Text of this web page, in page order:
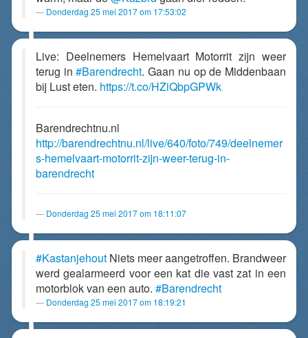
Donderdag 25 mei 2017 om 17:53:02
Live: Deelnemers Hemelvaart Motorrit zijn weer
terug in#Barendrecht. Gaan nu op de Middenbaan
bij Lust eten. https://t.co/HZiQbpGPWk
Barendrechtnu.nl
http://barendrechtnu.nl/live/640/foto/749/deelnemer
s-hemelvaart-motorrit-zijn-weer-terug-in-
barendrecht
Donderdag 25 mei 2017 om 18:11:07
#Kastanjehout Niets meer aangetroffen. Brandweer
werd gealarmeerd voor een kat die vast zat in een
motorblok van een auto. #Barendrecht
Donderdag 25 mei 2017 om 18:19:21